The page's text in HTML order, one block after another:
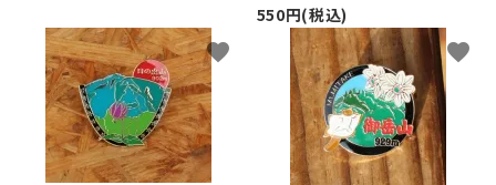
550円(税込)
favorite favorite